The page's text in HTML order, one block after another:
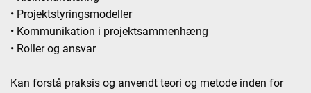
• Projektstyringsmodeller
• Kommunikation i projektsammenhæng
• Roller og ansvar
Kan forstå praksis og anvendt teori og metode inden for